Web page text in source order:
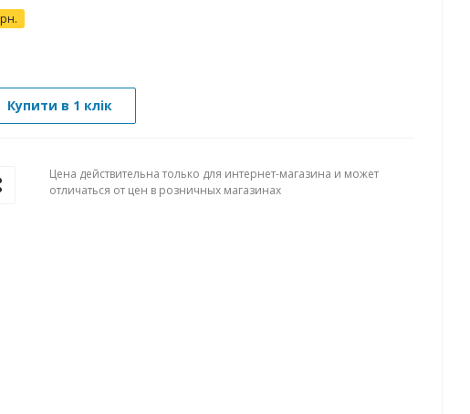
Купити в 1 клік
Цена действительна только для интернет-магазина и может
отличаться от цен в розничных магазинах